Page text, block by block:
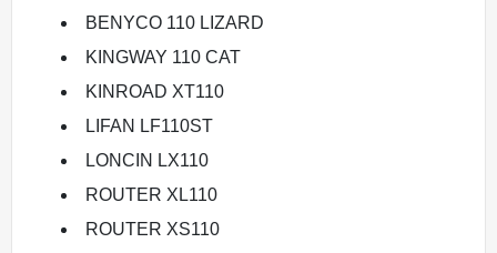
BENYCO 110 LIZARD
KINGWAY 110 CAT
KINROAD XT110
LIFAN LF110ST
LONCIN LX110
ROUTER XL110
ROUTER XS110